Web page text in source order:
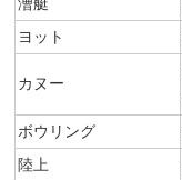
漕艇
ヨット
カヌー
ボウリング
陸上